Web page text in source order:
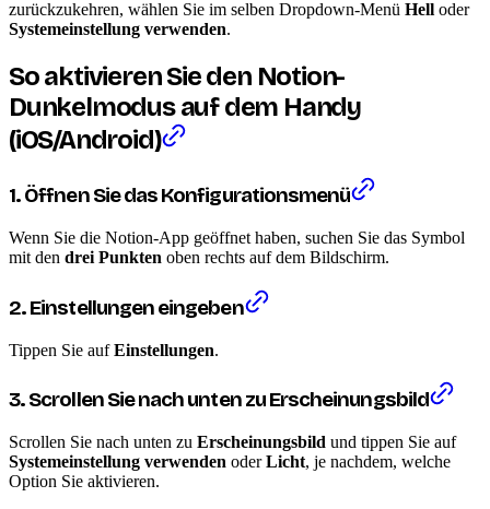
zurückzukehren, wählen Sie im selben Dropdown-Menü Hell oder
Systemeinstellung verwenden.
So aktivieren Sie den Notion-
Dunkelmodus auf dem Handy
(iOS/Android)
1. Öffnen Sie das Konfigurationsmenü
Wenn Sie die Notion-App geöffnet haben, suchen Sie das Symbol
mit den drei Punkten oben rechts auf dem Bildschirm.
2. Einstellungen eingeben
Tippen Sie aufEinstellungen.
3. Scrollen Sie nach unten zu Erscheinungsbild
Scrollen Sie nach unten zu Erscheinungsbild und tippen Sie auf
Systemeinstellung verwenden oderLicht, je nachdem, welche
Option Sie aktivieren.